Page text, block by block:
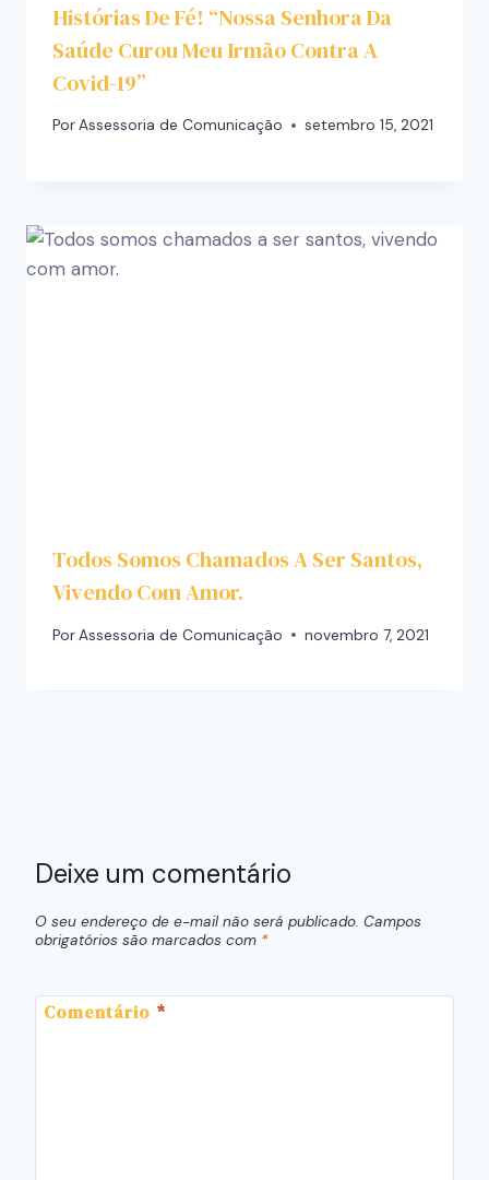
Histórias De Fé! “Nossa Senhora Da
Saúde Curou Meu Irmão Contra A
Covid-19”
PorAssessoria de Comunicação setembro 15, 2021
Todos Somos Chamados A Ser Santos,
Vivendo Com Amor.
PorAssessoria de Comunicação novembro 7, 2021
Deixe um comentário
O seu endereço de e-mail não será publicado. Campos
obrigatórios são marcados com *
Comentário *